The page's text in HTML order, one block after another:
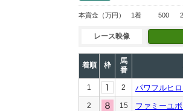
本賞金 （万円） 1着 500
レース映像
着順 枠
馬
番
1 2 パワフルヒロ
2 15 ファミーユ